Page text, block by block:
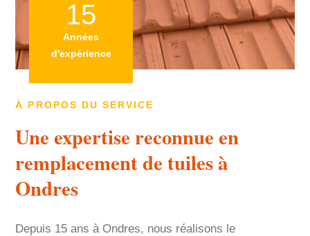
À PROPOS DU SERVICE
Une expertise reconnue en
remplacement de tuiles à
Ondres
Depuis 15 ans à Ondres, nous réalisons le
15
Années
d'expérience